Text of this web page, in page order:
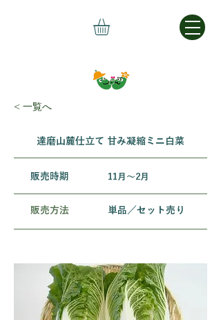
< 一覧へ
達磨山麓仕立て 甘み凝縮ミニ白菜
​販売時期 11月〜2月
販売方法 単品／セット売り